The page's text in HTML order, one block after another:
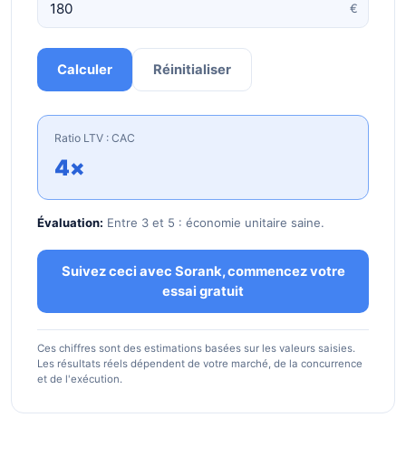
€
Calculer Réinitialiser
Ratio LTV : CAC
4×
Évaluation: Entre 3 et 5 : économie unitaire saine.
Suivez ceci avec Sorank, commencez votre
essai gratuit
Ces chiffres sont des estimations basées sur les valeurs saisies.
Les résultats réels dépendent de votre marché, de la concurrence
et de l'exécution.